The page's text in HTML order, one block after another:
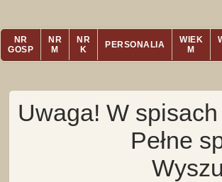
NR
GOSP
NR
M
NR
K
PERSONALIA
WIEK
M
Uwaga! W
Pełne